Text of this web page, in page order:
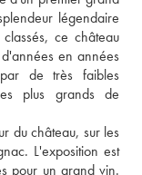
légendaire
ce château
en années
de très faibles
plus grands de
du château, sur les
L'exposition est
pour un grand vin.